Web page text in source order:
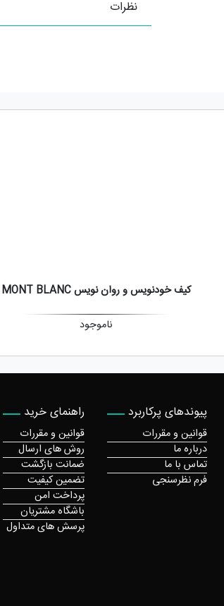
نظرات
کیف خودنویس و روان نویس MONT BLANC
ناموجود
پیوندهای پرکاربرد
قوانین و مقررات
درباره ما
تماس با ما
فرم نظرسنجی
راهنمای خرید
قوانین و مقررات
روش های ارسال
ضمانت بازگشت
تضمین کیفیت
پرداخت امن
باشگاه مشتریان
پرسش های متداول